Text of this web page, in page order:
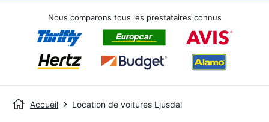
Nous comparons tous les prestataires connus
Accueil Location de voitures Ljusdal